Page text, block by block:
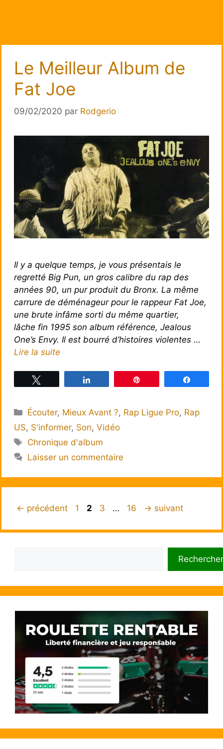
Le Meilleur Album de
Fat Joe
09/02/2020 par Rodgerio
Il y a quelque temps, je vous présentais le
regretté Big Pun, un gros calibre du rap des
années 90, un pur produit du Bronx. La même
carrure de déménageur pour le rappeur Fat Joe,
une brute infâme sorti du même quartier,
lâche fin 1995 son album référence, Jealous
One’s Envy. Il est bourré d’histoires violentes …
Lire la suite
Catégories
Écouter, Mieux Avant ?, Rap Ligue Pro, Rap
US, S'informer, Son, Vidéo
Étiquettes
Chronique d'album
Laisser un commentaire
← précédent Page
1 Page
2 Page
3 … Page
16 → suivant
Rechercher